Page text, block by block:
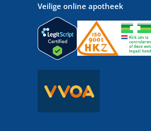
Veilige online apotheek